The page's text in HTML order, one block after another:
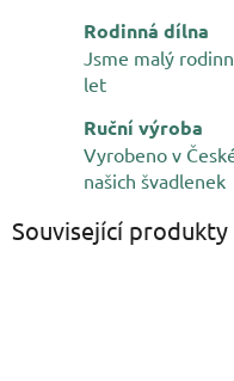
Rodinná dílna
Jsme malý
let
Ruční výroba
Vyrobeno v
našich švadlenek
Související produkty